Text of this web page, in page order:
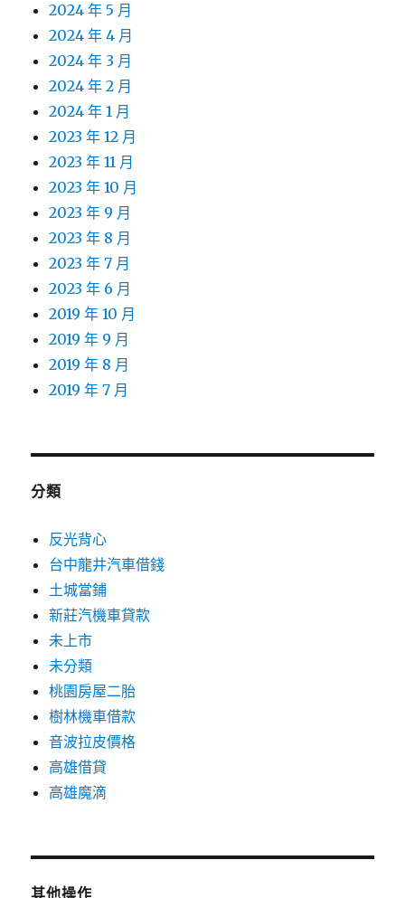
2024 年 5 月
2024 年 4 月
2024 年 3 月
2024 年 2 月
2024 年 1 月
2023 年 12 月
2023 年 11 月
2023 年 10 月
2023 年 9 月
2023 年 8 月
2023 年 7 月
2023 年 6 月
2019 年 10 月
2019 年 9 月
2019 年 8 月
2019 年 7 月
分類
反光背心
台中龍井汽車借錢
土城當鋪
新莊汽機車貸款
未上市
未分類
桃園房屋二胎
樹林機車借款
音波拉皮價格
高雄借貸
高雄魔滴
其他操作